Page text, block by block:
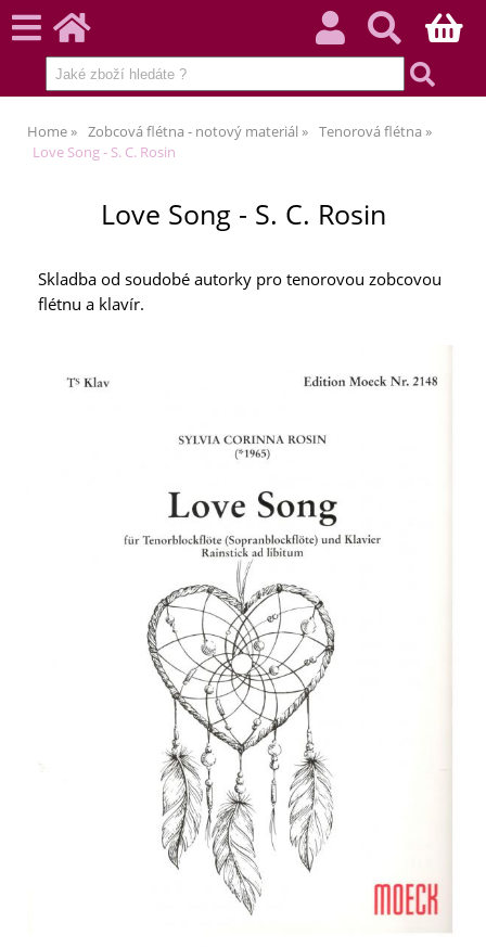
Home Zobcová flétna - notový materiál
Tenorová flétna
Love Song - S. C. Rosin
Love Song - S. C. Rosin
Skladba od soudobé autorky pro tenorovou zobcovou
flétnu a klavír.